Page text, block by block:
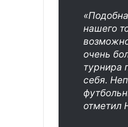
нашего
очень
турнира
себя.
отметил